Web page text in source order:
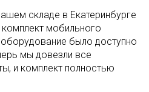
складе в Екатеринбурге
комплект мобильного
было доступно
мы довезли все
и комплект полностью